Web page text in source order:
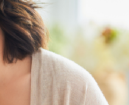
aanmaken